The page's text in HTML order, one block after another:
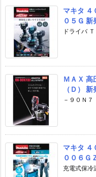
マキタ ４
０５Ｇ 新
ドライバ
ＭＡＸ 高
（Ｄ）
－９０Ｎ
マキタ ４
００６Ｇ
充電式保冷